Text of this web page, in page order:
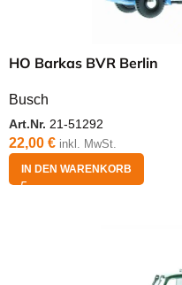
HO Barkas BVR Berlin
Busch
Art.Nr. 21-51292
22,00 € inkl. MwSt.
IN DEN WARENKORB